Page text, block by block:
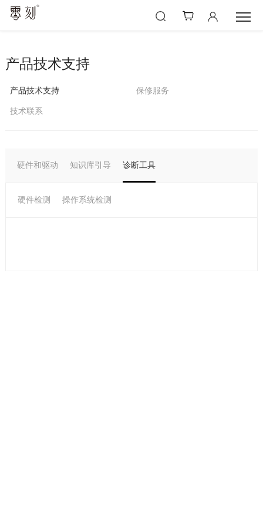
产品技术支持
产品技术支持 保修服务
技术联系
硬件和驱动 知识库引导 诊断工具
硬件检测 操作系统检测